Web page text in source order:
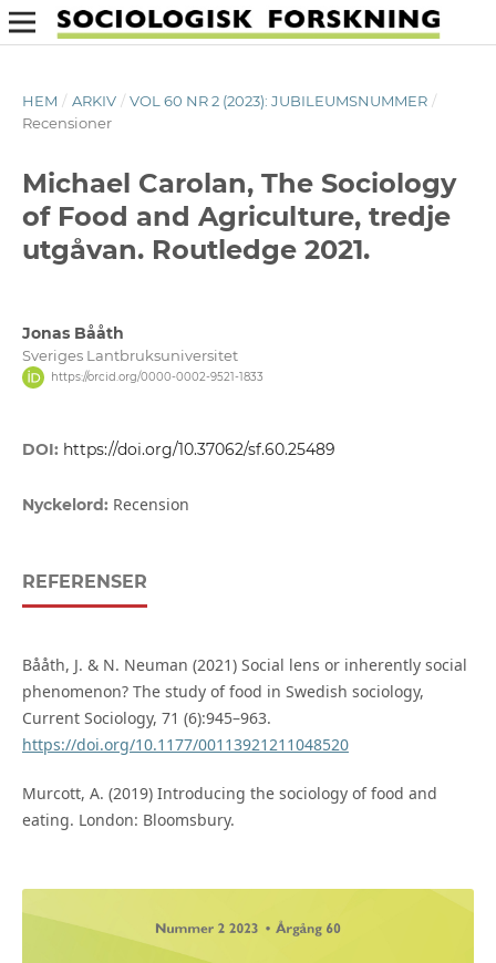
HEM / ARKIV / VOL 60 NR 2 (2023): JUBILEUMSNUMMER /
Recensioner
Michael Carolan, The Sociology
of Food and Agriculture, tredje
utgåvan. Routledge 2021.
Jonas Bååth
Sveriges Lantbruksuniversitet
https://orcid.org/0000-0002-9521-1833
DOI: https://doi.org/10.37062/sf.60.25489
Nyckelord: Recension
REFERENSER
Bååth, J. & N. Neuman (2021) Social lens or inherently social
phenomenon? The study of food in Swedish sociology,
Current Sociology, 71 (6):945–963.
https://doi.org/10.1177/00113921211048520
Murcott, A. (2019) Introducing the sociology of food and
eating. London: Bloomsbury.